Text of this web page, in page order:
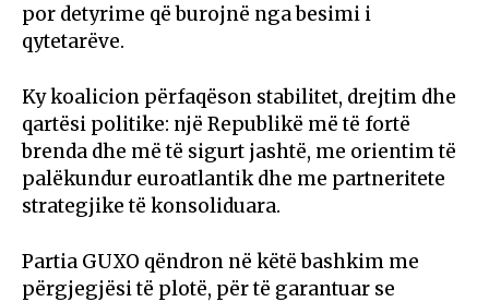
por detyrime që burojnë nga besimi i
qytetarëve.
Ky koalicion përfaqëson stabilitet, drejtim dhe
qartësi politike: një Republikë më të fortë
brenda dhe më të sigurt jashtë, me orientim të
palëkundur euroatlantik dhe me partneritete
strategjike të konsoliduara.
Partia GUXO qëndron në këtë bashkim me
përgjegjësi të plotë, për të garantuar se